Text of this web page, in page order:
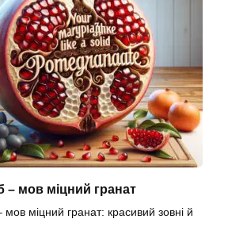
мов міцний гранат
міцний гранат: красивий зовні й